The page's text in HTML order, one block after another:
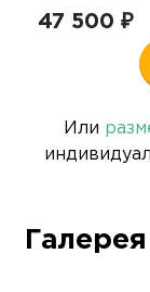
47 500 ₽
Или